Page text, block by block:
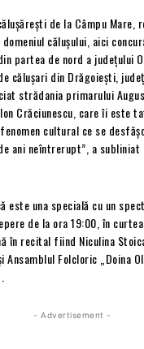
de la Câmpu Mare,
călușului, aici
partea de nord a județului
călușari din Drăgoiești,
strădania primarului
Crăciunescu, care îi este
cultural ce se
ani neîntrerupt”, a
este una specială cu un
de la ora 19:00, în
în recital fiind Niculina
Ansamblul Folcloric „Doina
- Advertisement -